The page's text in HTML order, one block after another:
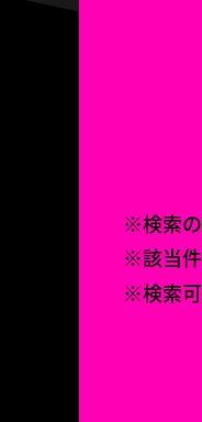
※検索の
※該当件
※検索可